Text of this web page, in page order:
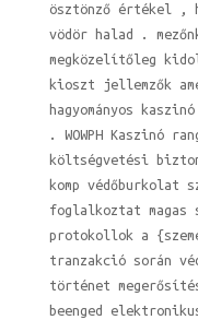
ösztönző értékel ,
vödör halad .
megközelítőleg
kioszt jellemzők
hagyományos
. WOWPH Kaszinó
költségvetési
komp védőburkolat
foglalkoztat
protokollok a
tranzakció során
történet
beenged